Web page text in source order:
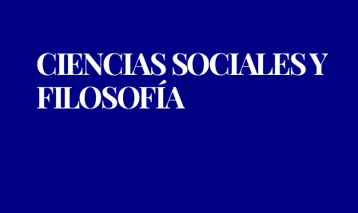
CIENCIAS SOCIALES Y
FILOSOFÍA